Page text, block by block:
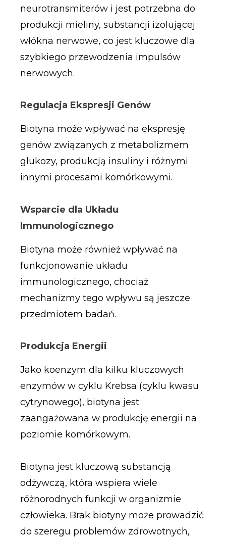
neurotransmiterów i jest potrzebna do
produkcji mieliny, substancji izolującej
włókna nerwowe, co jest kluczowe dla
szybkiego przewodzenia impulsów
nerwowych.
Regulacja Ekspresji Genów
Biotyna może wpływać na ekspresję
genów związanych z metabolizmem
glukozy, produkcją insuliny i różnymi
innymi procesami komórkowymi.
Wsparcie dla Układu
Immunologicznego
Biotyna może również wpływać na
funkcjonowanie układu
immunologicznego, chociaż
mechanizmy tego wpływu są jeszcze
przedmiotem badań.
Produkcja Energii
Jako koenzym dla kilku kluczowych
enzymów w cyklu Krebsa (cyklu kwasu
cytrynowego), biotyna jest
zaangażowana w produkcję energii na
poziomie komórkowym.
Biotyna jest kluczową substancją
odżywczą, która wspiera wiele
różnorodnych funkcji w organizmie
człowieka. Brak biotyny może prowadzić
do szeregu problemów zdrowotnych,